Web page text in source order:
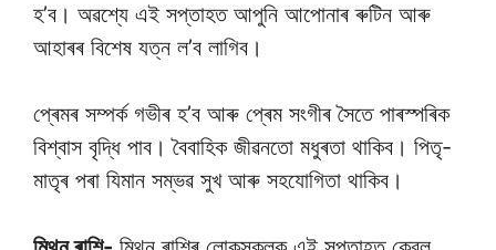
হ’ব। অৱশ্যে এই সপ্তাহত আপুনি আপোনাৰ ৰুটিন আৰু
আহাৰৰ বিশেষ যত্ন ল’ব লাগিব।
প্ৰেমৰ সম্পৰ্ক গভীৰ হ’ব আৰু প্ৰেম সংগীৰ সৈতে পাৰস্পৰিক
বিশ্বাস বৃদ্ধি পাব। বৈবাহিক জীৱনতো মধুৰতা থাকিব। পিতৃ-
মাতৃৰ পৰা যিমান সম্ভৱ সুখ আৰু সহযোগিতা থাকিব।